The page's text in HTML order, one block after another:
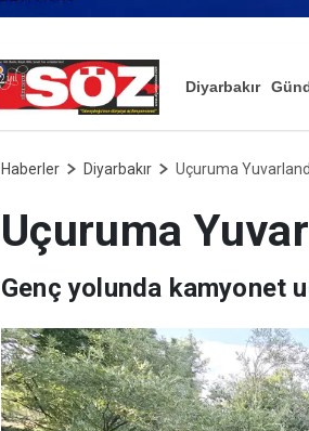
Diyarbakır
Haberler Diyarbakır Uçuruma
Uçuruma
Genç yolunda kamyonet